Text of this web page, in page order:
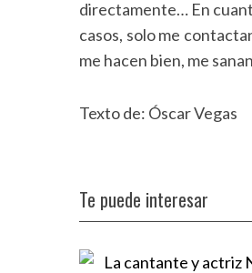
directamente… En
casos, solo me
me hacen bien, me
Texto de: Óscar Vegas
Te puede interesar